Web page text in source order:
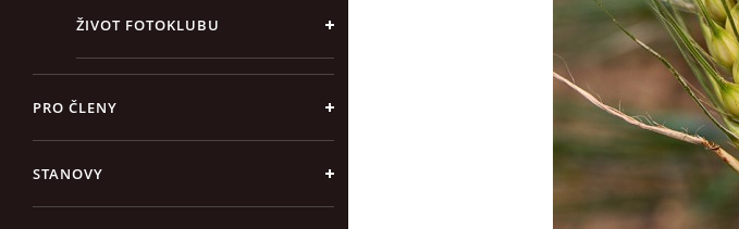
ŽIVOT FOTOKLUBU
PRO ČLENY
STANOVY